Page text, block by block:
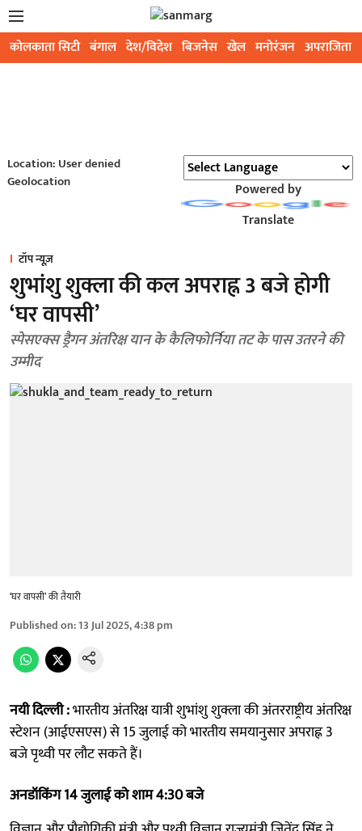
कोलकाता सिटी बंगाल देश/विदेश बिजनेस खेल मनोरंजन अपराजिता
Location: User denied
Geolocation
Powered by
Translate
टॉप न्यूज़
शुभांशु शुक्ला की कल अपराह्न 3 बजे होगी
‘घर वापसी’
स्पेसएक्स ड्रैगन अंतरिक्ष यान के कैलिफोर्निया तट के पास उतरने की
उम्मीद
‘घर वापसी’ की तैयारी
Published on:13 Jul 2025, 4:38 pm
नयी दिल्ली :भारतीय अंतरिक्ष यात्री शुभांशु शुक्ला की अंतरराष्ट्रीय अंतरिक्ष
स्टेशन (आईएसएस) से 15 जुलाई को भारतीय समयानुसार अपराह्न 3
बजे पृथ्वी पर लौट सकते हैं।
अनडॉकिंग 14 जुलाई को शाम 4:30 बजे